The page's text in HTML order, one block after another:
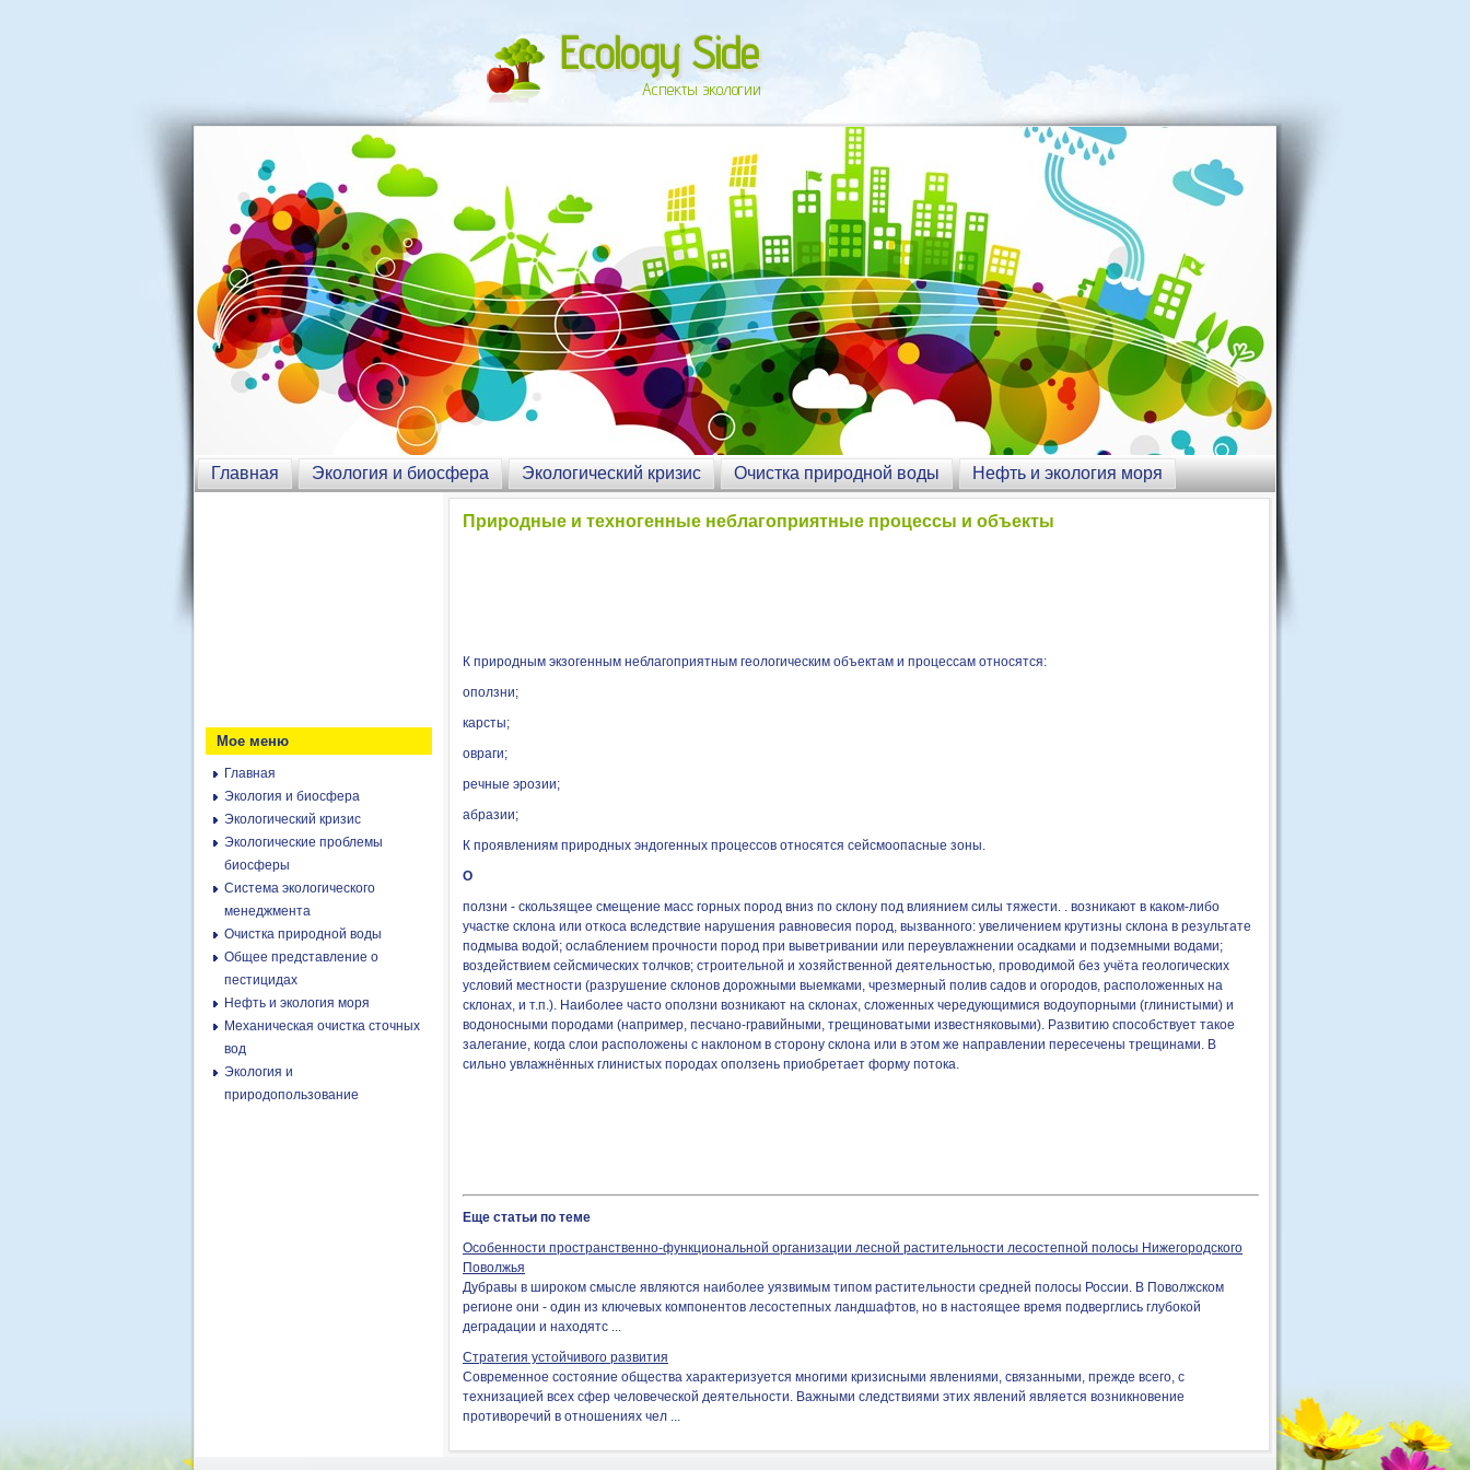
Ecology Side
Аспекты экологии
Главная Экология и биосфера Экологический кризис Очистка природной воды Нефть и экология моря
Мое меню
Главная
Экология и биосфера
Экологический кризис
Экологические проблемы
биосферы
Система экологического
менеджмента
Очистка природной воды
Общее представление о
пестицидах
Нефть и экология моря
Механическая очистка сточных
вод
Экология и
природопользование
Природные и техногенные неблагоприятные процессы и объекты
К природным экзогенным неблагоприятным геологическим объектам и процессам относятся:
оползни;
карсты;
овраги;
речные эрозии;
абразии;
К проявлениям природных эндогенных процессов относятся сейсмоопасные зоны.
О
ползни - скользящее смещение масс горных пород вниз по склону под влиянием силы тяжести. . возникают в каком-либо
участке склона или откоса вследствие нарушения равновесия пород, вызванного: увеличением крутизны склона в результате
подмыва водой; ослаблением прочности пород при выветривании или переувлажнении осадками и подземными водами;
воздействием сейсмических толчков; строительной и хозяйственной деятельностью, проводимой без учёта геологических
условий местности (разрушение склонов дорожными выемками, чрезмерный полив садов и огородов, расположенных на
склонах, и т.п.). Наиболее часто оползни возникают на склонах, сложенных чередующимися водоупорными (глинистыми) и
водоносными породами (например, песчано-гравийными, трещиноватыми известняковыми). Развитию способствует такое
залегание, когда слои расположены с наклоном в сторону склона или в этом же направлении пересечены трещинами. В
сильно увлажнённых глинистых породах оползень приобретает форму потока.
Еще статьи по теме
Особенности пространственно-функциональной организации лесной растительности лесостепной полосы Нижегородского
Поволжья
Дубравы в широком смысле являются наиболее уязвимым типом растительности средней полосы России. В Поволжском
регионе они - один из ключевых компонентов лесостепных ландшафтов, но в настоящее время подверглись глубокой
деградации и находятс ...
Стратегия устойчивого развития
Современное состояние общества характеризуется многими кризисными явлениями, связанными, прежде всего, с
технизацией всех сфер человеческой деятельности. Важными следствиями этих явлений является возникновение
противоречий в отношениях чел ...